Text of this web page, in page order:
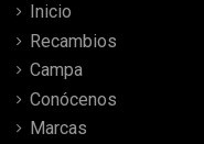
Inicio
Recambios
Campa
Conócenos
Marcas